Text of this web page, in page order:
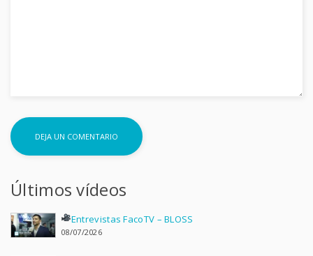
Últimos vídeos
Entrevistas FacoTV – BLOSS
08/07/2026